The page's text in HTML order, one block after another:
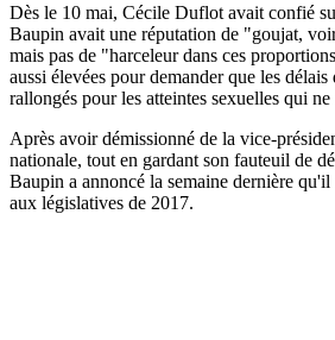
Dès le 10 mai, Cécile Duflot avait confié
Baupin avait une réputation de "goujat,
mais pas de "harceleur dans ces
aussi élevées pour demander que les
rallongés pour les atteintes sexuelles qui
Après avoir démissionné de la vice-
nationale, tout en gardant son fauteuil de
Baupin a annoncé la semaine dernière qu'il
aux législatives de 2017.